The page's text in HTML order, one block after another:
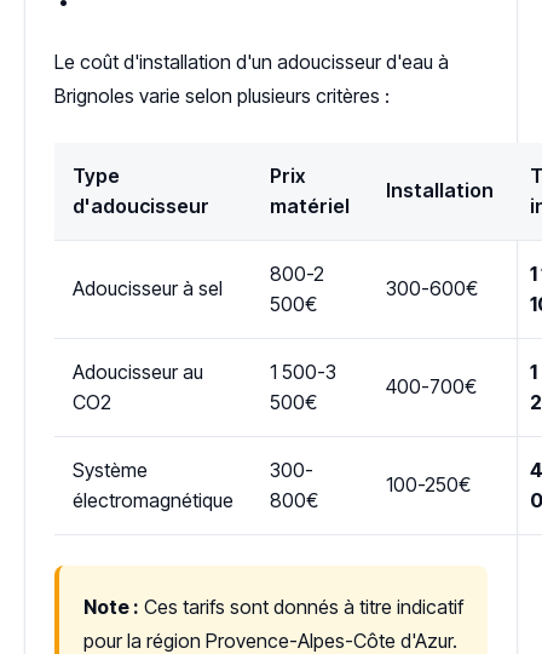
Le coût d'installation d'un adoucisseur d'eau à
Brignoles varie selon plusieurs critères :
Type
d'adoucisseur
Prix
matériel
Installation
Adoucisseur à sel
800-2
500€
300-600€
Adoucisseur au
CO2
1 500-3
500€
400-700€
Système
électromagnétique
300-
800€
100-250€
Note : Ces tarifs sont donnés à titre indicatif
pour la région Provence-Alpes-Côte d'Azur.